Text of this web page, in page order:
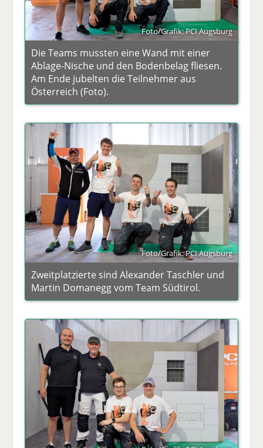
Foto/Grafik: PCI Augsburg
Die Teams mussten eine Wand mit einer
Ablage-Nische und den Bodenbelag fliesen.
Am Ende jubelten die Teilnehmer aus
Österreich (Foto).
Foto/Grafik: PCI Augsburg
Zweitplatzierte sind Alexander Taschler und
Martin Domanegg vom Team Südtirol.